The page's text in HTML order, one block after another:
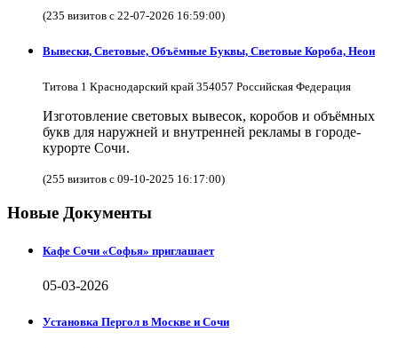
(235 визитов с 22-07-2026 16:59:00)
Вывески, Световые, Объёмные Буквы, Световые Короба, Неон
Титова 1 Краснодарский край 354057 Российская Федерация
Изготовление световых вывесок, коробов и объёмных
букв для наружней и внутренней рекламы в городе-
курорте Сочи.
(255 визитов с 09-10-2025 16:17:00)
Новые Документы
Кафе Сочи «Софья» приглашает
05-03-2026
Установка Пергол в Москве и Сочи